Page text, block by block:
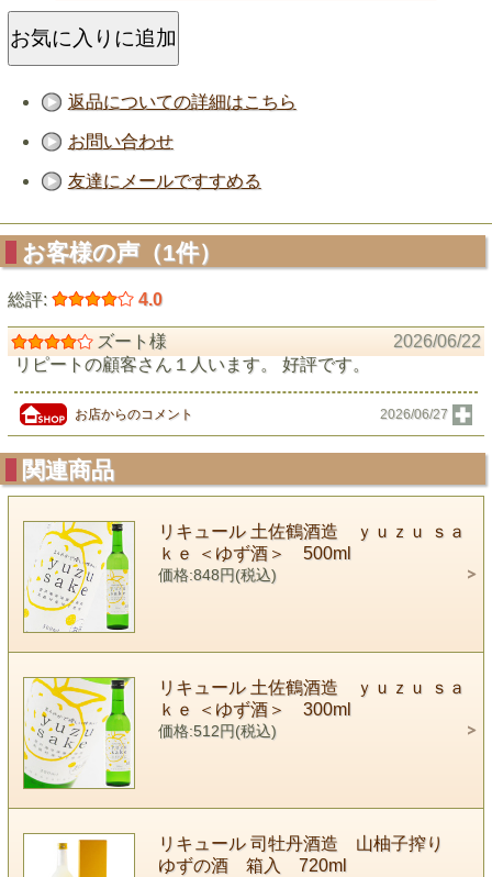
返品についての詳細はこちら
お問い合わせ
友達にメールですすめる
お客様の声（1件）
総評: 4.0
ズート様
2026/06/22
リピートの顧客さん１人います。 好評です。
お店からのコメント 2026/06/27
関連商品
リキュール 土佐鶴酒造 ｙｕｚｕ ｓａ
ｋｅ ＜ゆず酒＞ 500ml
価格:848円(税込)
リキュール 土佐鶴酒造 ｙｕｚｕ ｓａ
ｋｅ ＜ゆず酒＞ 300ml
価格:512円(税込)
リキュール 司牡丹酒造 山柚子搾り
ゆずの酒 箱入 720ml